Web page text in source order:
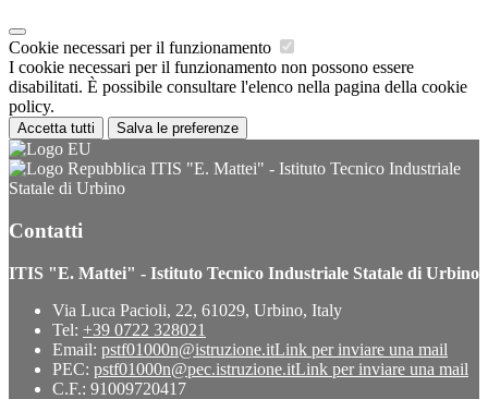
Cookie necessari per il funzionamento
I cookie necessari per il funzionamento non possono essere
disabilitati. È possibile consultare l'elenco nella pagina della cookie
policy.
Accetta tutti Salva le preferenze
ITIS "E. Mattei" - Istituto Tecnico Industriale
Statale di Urbino
Contatti
ITIS "E. Mattei" - Istituto Tecnico Industriale Statale di Urbino
Via Luca Pacioli, 22, 61029, Urbino, Italy
Tel: +39 0722 328021
Email: pstf01000n@istruzione.itLink per inviare una mail
PEC: pstf01000n@pec.istruzione.itLink per inviare una mail
C.F.: 91009720417